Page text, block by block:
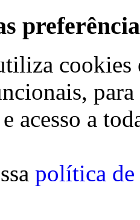
cookies
acesso a
política de